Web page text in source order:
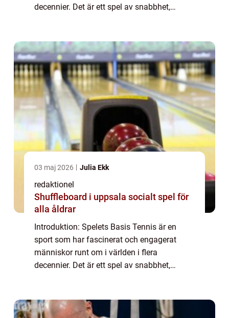
decennier. Det är ett spel av snabbhet,
03 maj 2026 Julia Ekk
redaktionel
Shuffleboard i uppsala socialt spel för
alla åldrar
Introduktion: Spelets Basis Tennis är en
sport som har fascinerat och engagerat
människor runt om i världen i flera
decennier. Det är ett spel av snabbhet,